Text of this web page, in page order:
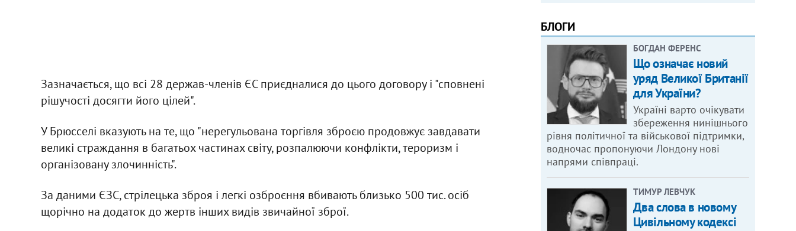
Зазначається, що всі 28 держав-членів ЄС приєдналися до цього договору і "сповнені
рішучості досягти його цілей".
У Брюсселі вказують на те, що "нерегульована торгівля зброєю продовжує завдавати
великі страждання в багатьох частинах світу, розпалюючи конфлікти, тероризм і
організовану злочинність".
За даними ЄЗС, стрілецька зброя і легкі озброєння вбивають близько 500 тис. осіб
щорічно на додаток до жертв інших видів звичайної зброї.
БЛОГИ
БОГДАН ФЕРЕНС
Що означає новий
уряд Великої Британії
для України?
Україні варто очікувати
збереження нинішнього
рівня політичної та військової підтримки,
водночас пропонуючи Лондону нові
напрями співпраці.
ТИМУР ЛЕВЧУК
Два слова в новому
Цивільному кодексі